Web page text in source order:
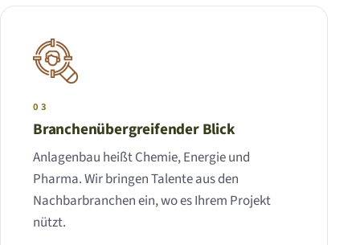
03
Branchenübergreifender Blick
Anlagenbau heißt Chemie, Energie und
Pharma. Wir bringen Talente aus den
Nachbarbranchen ein, wo es Ihrem Projekt
nützt.